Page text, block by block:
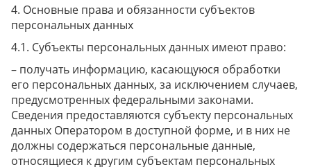
Основные права и обязанности субъектов
персональных данных
Субъекты персональных данных имеют право:
– получать информацию, касающуюся обработки
его персональных данных, за исключением случаев,
предусмотренных федеральными законами.
Сведения предоставляются субъекту персональных
данных Оператором в доступной форме, и в них не
должны содержаться персональные данные,
относящиеся к другим субъектам персональных